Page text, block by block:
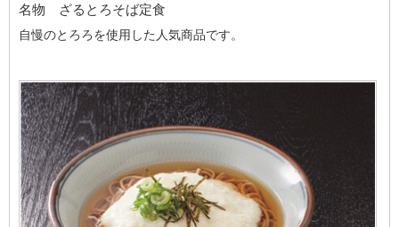
名物 ざるとろそば定食
自慢のとろろを使用した人気商品です。